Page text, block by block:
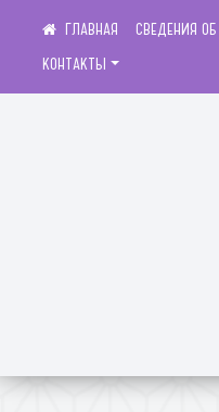
СВЕДЕНИЯ
КОНТАКТЫ